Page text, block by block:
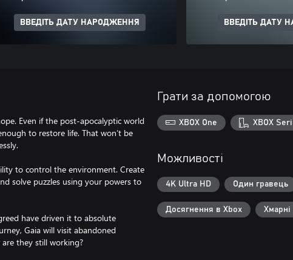
ВВЕДІТЬ ДАТУ НАРОДЖЕННЯ ВВЕДІТЬ ДАТУ
Even if the post-apocalyptic world
to restore life. That won’t be
to control the environment. Create
solve puzzles using your powers to
have driven it to absolute
Gaia will visit abandoned
they still working?
Грати за допомогою
XBOX One XBOX
Можливості
4K Ultra HD Один гравець
Досягнення в Xbox